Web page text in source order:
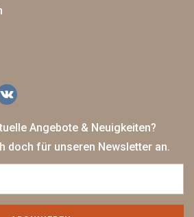
Angebote & Neuigkeiten?
doch für unseren Newsletter an.